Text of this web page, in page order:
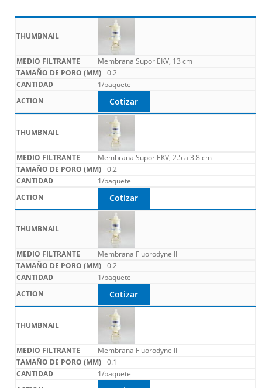
Membrana Supor EKV, 13 cm
0.2
1/paquete
Cotizar
Membrana Supor EKV, 2.5 a 3.8 cm
0.2
1/paquete
Cotizar
Membrana Fluorodyne II
0.2
1/paquete
Cotizar
Membrana Fluorodyne II
0.1
1/paquete